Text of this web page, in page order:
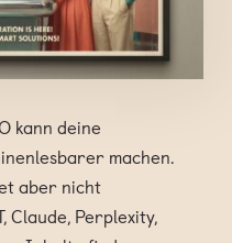
kann deine
machen.
aber nicht
Claude, Perplexity,